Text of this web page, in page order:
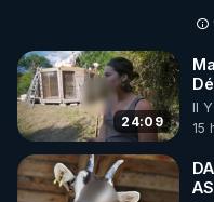
🌱 INSTAGRAM
https://
http://rgnr.li/instagram
24:09
Il
15